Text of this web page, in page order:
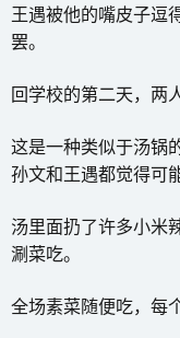
王遇被他的嘴皮子逗
罢。
回学校的第二天，两
这是一种类似于汤锅
孙文和王遇都觉得可
汤里面扔了许多小米
涮菜吃。
全场素菜随便吃，每